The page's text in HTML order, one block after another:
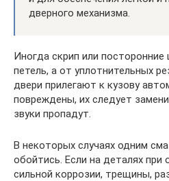
дверного механизма.
Иногда скрип или
петель, а от уплотнительных
двери прилегают к кузову
повреждены, их следует
звуки пропадут.
В некоторых случаях одним
обойтись. Если на деталях
сильной коррозии, трещины,